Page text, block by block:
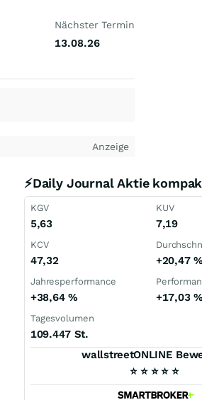
Nächster Termin
13.08.26
Anzeige
⚡Daily Journal Aktie
KGV
5,63
KUV
7,19
KCV
47,32 +20,47 %
Jahresperformance
+38,64 % +17,03 %
Tagesvolumen
109.447 St.
wallstreetONLINE
⭐ ⭐ ⭐ ⭐ ⭐